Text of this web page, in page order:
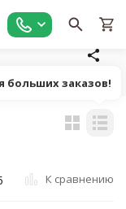
К сравнению
больших заказов!